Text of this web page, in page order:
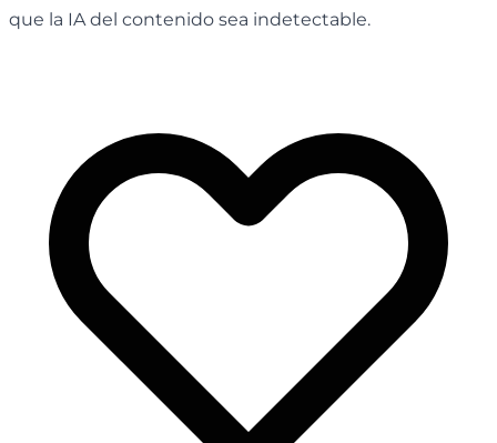
que la IA del contenido sea indetectable.